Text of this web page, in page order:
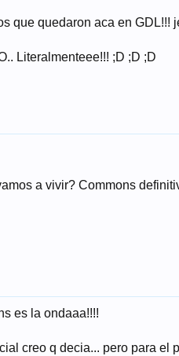
que quedaron aca en
Literalmenteee!!! ;D ;D ;D
a vivir? Commons
es la ondaaa!!!!
creo q decia... pero para el